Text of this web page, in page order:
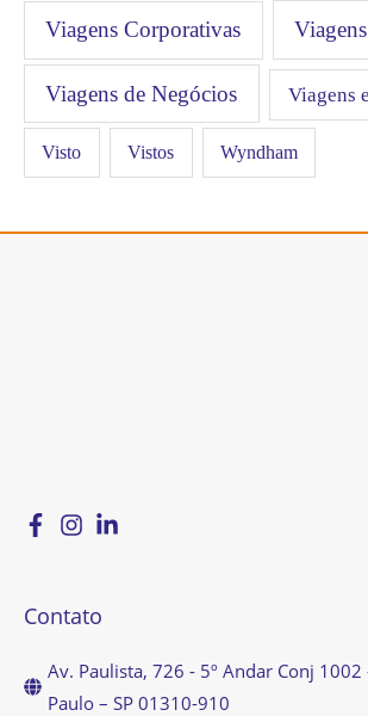
Viagens Corporativas
Viagens de Negócios Viagens
Visto Vistos Wyndham
Contato
Av. Paulista, 726 - 5º Andar Conj 1002
Paulo – SP 01310-910